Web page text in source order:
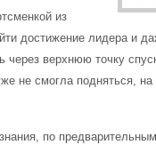
из
достижение лидера и
через верхнюю точку
не смогла подняться,
по